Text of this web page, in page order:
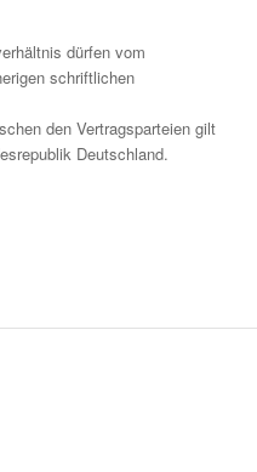
dürfen vom
schriftlichen
den Vertragsparteien gilt
Deutschland.